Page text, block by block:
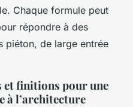
Chaque formule peut
répondre à des
piéton, de large entrée
et finitions pour une
à l’architecture